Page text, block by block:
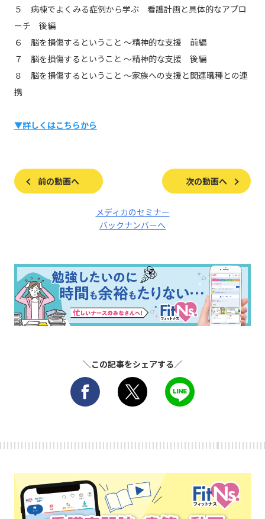
５ 病棟でよくみる症例から学ぶ 看護計画と具体的なアプロ
ーチ 後編
６ 脳を損傷するということ ～精神的な支援 前編
７ 脳を損傷するということ ～精神的な支援 後編
８ 脳を損傷するということ ～家族への支援と関連職種との連
携
▼詳しくはこちらから
前の動画へ 次の動画へ
メディカのセミナー
バックナンバーへ
＼この記事をシェアする／